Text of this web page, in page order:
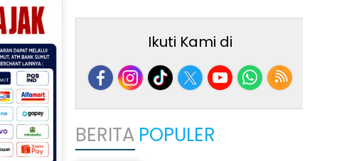
Ikuti Kami di
BERITA POPULER